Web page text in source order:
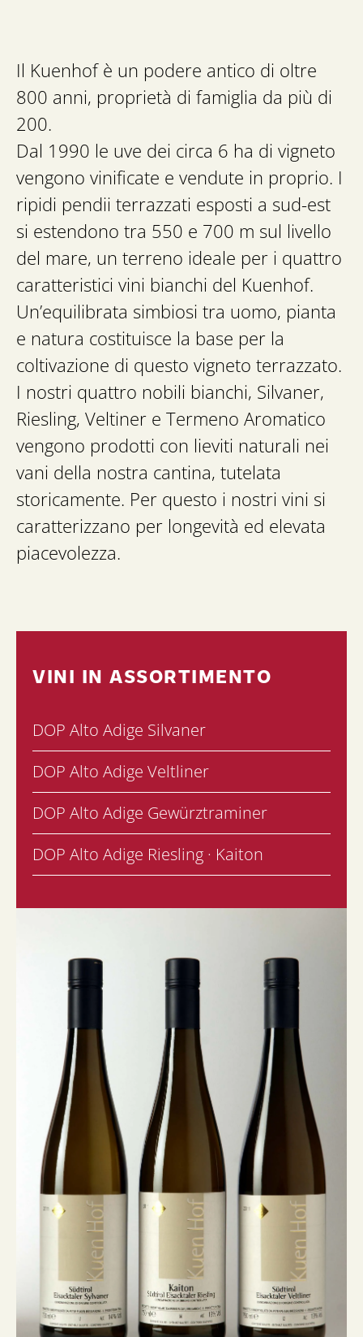
Il Kuenhof è un podere antico di oltre
800 anni, proprietà di famiglia da più di
200.
Dal 1990 le uve dei circa 6 ha di vigneto
vengono vinificate e vendute in proprio. I
ripidi pendii terrazzati esposti a sud-est
si estendono tra 550 e 700 m sul livello
del mare, un terreno ideale per i quattro
caratteristici vini bianchi del Kuenhof.
Un’equilibrata simbiosi tra uomo, pianta
e natura costituisce la base per la
coltivazione di questo vigneto terrazzato.
I nostri quattro nobili bianchi, Silvaner,
Riesling, Veltiner e Termeno Aromatico
vengono prodotti con lieviti naturali nei
vani della nostra cantina, tutelata
storicamente. Per questo i nostri vini si
caratterizzano per longevità ed elevata
piacevolezza.
VINI IN ASSORTIMENTO
DOP Alto Adige Silvaner
DOP Alto Adige Veltliner
DOP Alto Adige Gewürztraminer
DOP Alto Adige Riesling · Kaiton